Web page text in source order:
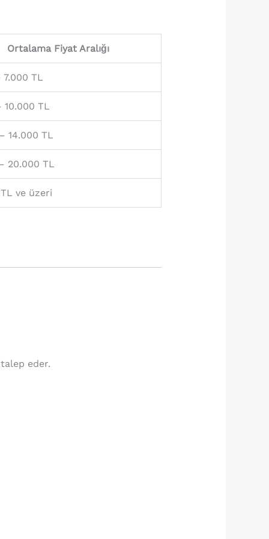
Ortalama Fiyat Aralığı
TL
10.000 TL
14.000 TL
20.000 TL
ve üzeri
eder.